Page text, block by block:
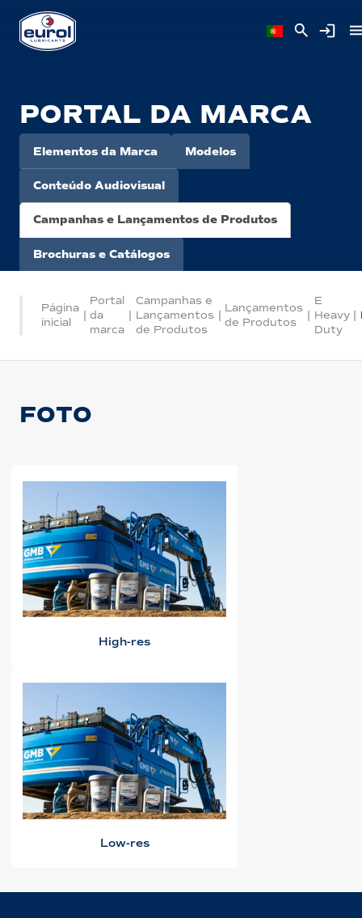
PORTAL DA MARCA
Elementos da Marca Modelos
Conteúdo Audiovisual
Campanhas e Lançamentos de Produtos
Brochuras e Catálogos
Página
inicial
|
Portal
da
marca
|
Campanhas e
Lançamentos
de Produtos
|
Lançamentos
de Produtos
|
E
Heavy
Duty
|
FOTO
High-res
Low-res